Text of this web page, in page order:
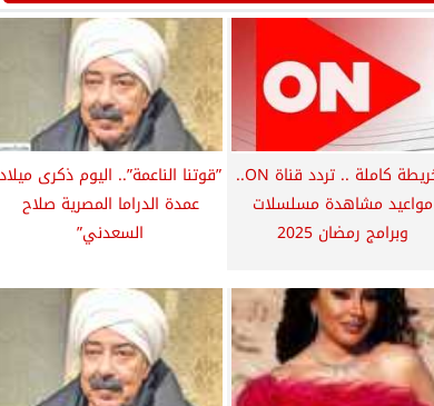
الخريطة كاملة .. تردد قناة ON..
مواعيد مشاهدة مسلسلات
وبرامج رمضان 2025
”قوتنا الناعمة”.. اليوم ذكرى ميلاد
عمدة الدراما المصرية صلاح
السعدني”